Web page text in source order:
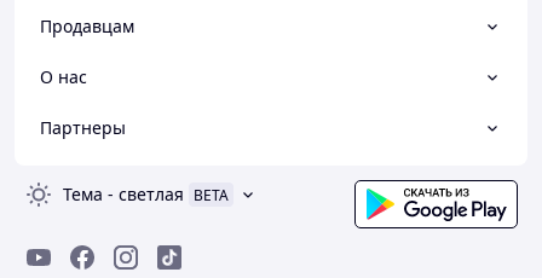
Продавцам
О нас
Партнеры
Тема - светлая BETA